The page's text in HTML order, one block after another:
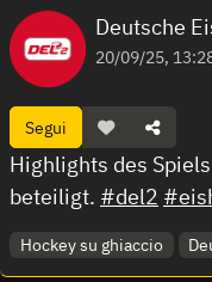
Deutsche
20/09/25,
Segui
Highlights des
beteiligt. #del2
Hockey su ghiaccio